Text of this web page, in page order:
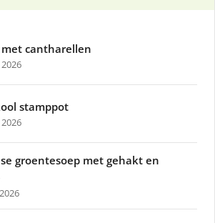
cantharellen
stamppot
groentesoep met gehakt en